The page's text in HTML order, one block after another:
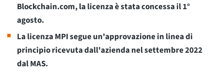
Blockchain.com, la licenza è stata concessa il 1°
agosto.
La licenza MPI segue un'approvazione in linea di
principio ricevuta dall'azienda nel settembre 2022
dal MAS.